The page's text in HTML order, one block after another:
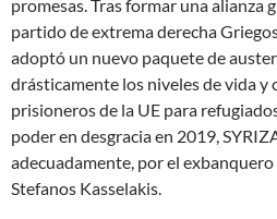
promesas. Tras formar una alianza
partido de extrema derecha
adoptó un nuevo paquete de
drásticamente los niveles de vida y
prisioneros de la UE para
poder en desgracia en 2019,
adecuadamente, por el exbanquero
Stefanos Kasselakis.